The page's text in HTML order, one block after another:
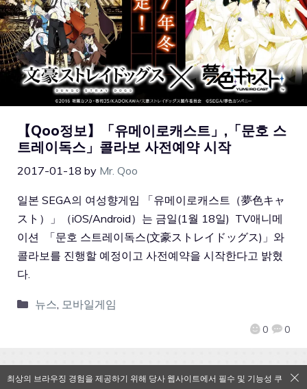
【Qoo정보】「유메이로캐스트」,「문호 스
트레이독스」콜라보 사전예약 시작
2017-01-18 by Mr. Qoo
0 0
일본 SEGA의 여성향게임 「유메이로캐스트（夢色キャ
スト）」（iOS/Android）는 금일(1월 18일) TV애니메
이션 「문호 스트레이독스(文豪ストレイドッグス)」와
콜라보를 진행할 예정이고 사전예약을 시작한다고 밝혔
다.
뉴스, 모바일게임
최상의 브라우징 경험을 제공하기 위해 당사 웹사이트에서 필수 및 기능성 쿠